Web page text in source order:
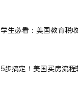
学生必看：美国教育税
5步搞定！美国买房流